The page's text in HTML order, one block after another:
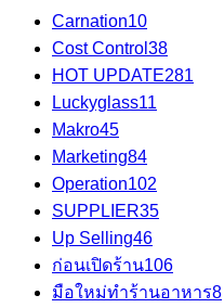
Carnation10
Cost Control 38
HOT UPDATE281
Luckyglass11
Makro45
Marketing84
Operation102
SUPPLIER35
Up Selling46
ก่อนเปิดร้าน106
มือใหม่ทำร้านอาหาร8